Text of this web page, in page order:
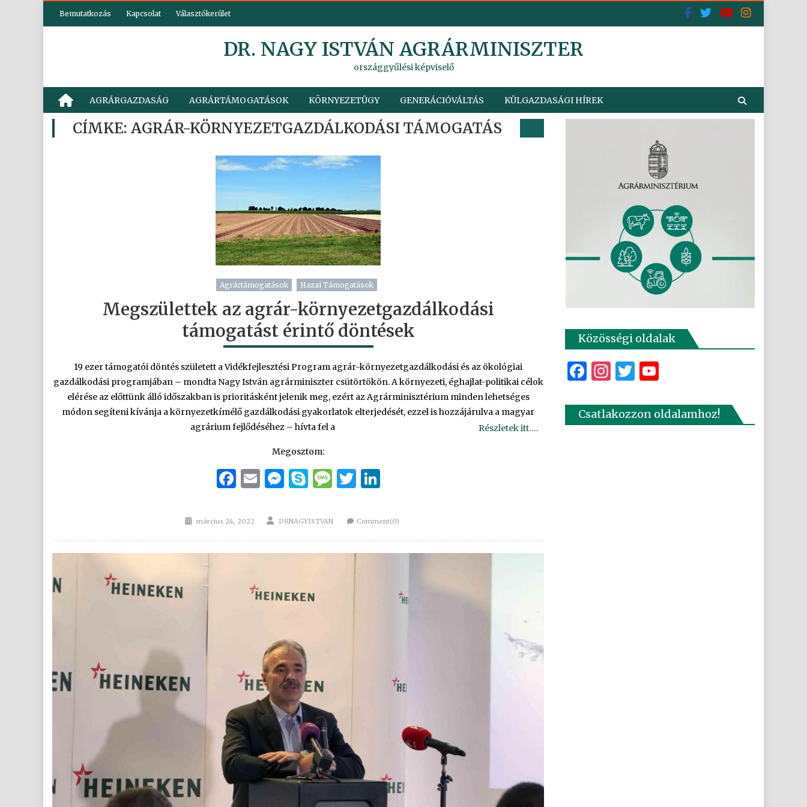
Bemutatkozás Kapcsolat Választókerület
DR. NAGY ISTVÁN AGRÁRMINISZTER
országgyűlési képviselő
AGRÁRGAZDASÁG AGRÁRTÁMOGATÁSOK KÖRNYEZETÜGY GENERÁCIÓVÁLTÁS KÜLGAZDASÁGI HÍREK
CÍMKE: AGRÁR-KÖRNYEZETGAZDÁLKODÁSI TÁMOGATÁS
Agrártámogatások Hazai Támogatások
Megszülettek az agrár-környezetgazdálkodási
támogatást érintő döntések
19 ezer támogatói döntés született a Vidékfejlesztési Program agrár-környezetgazdálkodási és az ökológiai
gazdálkodási programjában – mondta Nagy István agrárminiszter csütörtökön. A környezeti, éghajlat-politikai célok
elérése az előttünk álló időszakban is prioritásként jelenik meg, ezért az Agrárminisztérium minden lehetséges
módon segíteni kívánja a környezetkímélő gazdálkodási gyakorlatok elterjedését, ezzel is hozzájárulva a magyar
agrárium fejlődéséhez – hívta fel a
Részletek itt….
Megosztom:
Facebook
Email
Messenger
Skype
Message
Twitter
LinkedIn
Posted
március 24, 2022 Author
DRNAGYISTVAN Comment(0)
Közösségi oldalak
Facebook
Instagram
Twitter
Csatlakozzon oldalamhoz!